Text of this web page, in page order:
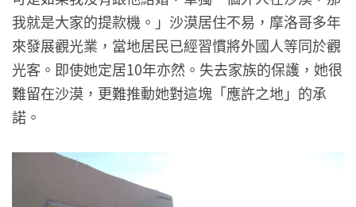
我就是大家的提款機。」沙漠居住不易，摩洛哥多年
來發展觀光業，當地居民已經習慣將外國人等同於觀
光客。即使她定居10年亦然。失去家族的保護，她很
難留在沙漠，更難推動她對這塊「應許之地」的承
諾。